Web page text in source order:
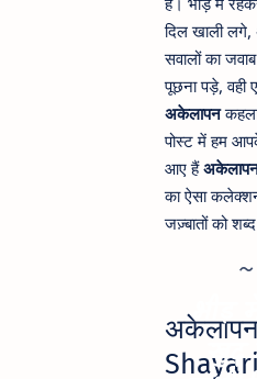
दिल खाली लगे,
सवालों का
पूछना पड़े, वही
अकेलापन
पोस्ट में हम
आए हैं
का ऐसा
जज़्बातों को
अकेलापन
भीड़ में
खुद